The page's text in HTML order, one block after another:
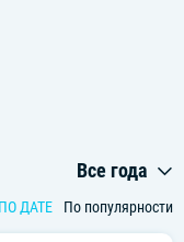
Все года
ПО ДАТЕ По популярности